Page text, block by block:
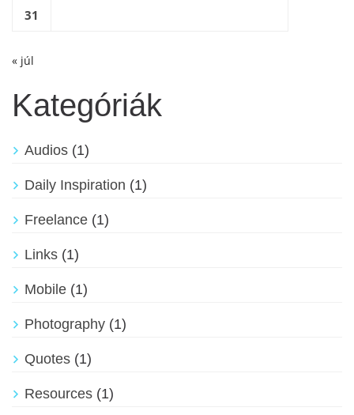
31
« júl
Kategóriák
Audios (1)
Daily Inspiration (1)
Freelance (1)
Links (1)
Mobile (1)
Photography (1)
Quotes (1)
Resources (1)